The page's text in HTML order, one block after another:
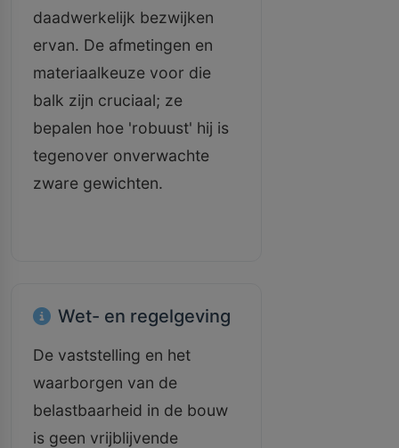
daadwerkelijk bezwijken
ervan. De afmetingen en
materiaalkeuze voor die
balk zijn cruciaal; ze
bepalen hoe 'robuust' hij is
tegenover onverwachte
zware gewichten.
Wet- en regelgeving
De vaststelling en het
waarborgen van de
belastbaarheid in de bouw
is geen vrijblijvende